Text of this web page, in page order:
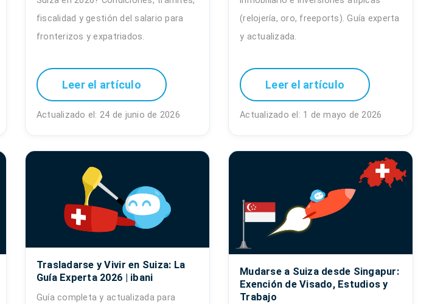
fiscalidad y gestión del salario para
fronterizos y expatriados.
Leer el artículo
Actualizado el: 24 de junio de 2026
(relojería, oro, freeports). Guía experta
y actualizada.
Leer el artículo
Actualizado el: 1 de mayo de 2026
Trasladarse y Vivir en Suiza: La
Guía Experta 2026 | ibani
Guía completa y actualizada para
Mudarse a Suiza desde Singapur:
Exención de Visado, Estudios y
Trabajo